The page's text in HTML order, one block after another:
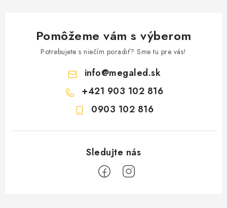
Pomôžeme vám s výberom
Potrebujete s niečím poradiť? Sme tu pre vás!
info@megaled.sk
+421 903 102 816
0903 102 816